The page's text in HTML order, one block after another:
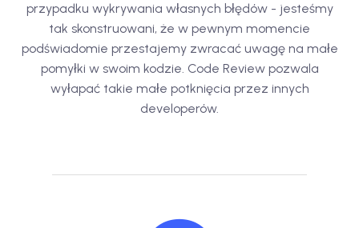
przypadku wykrywania własnych błędów - jesteśmy
tak skonstruowani, że w pewnym momencie
podświadomie przestajemy zwracać uwagę na małe
pomyłki w swoim kodzie. Code Review pozwala
wyłapać takie małe potknięcia przez innych
developerów.